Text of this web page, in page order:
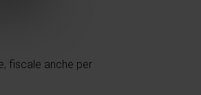
fiscale anche per